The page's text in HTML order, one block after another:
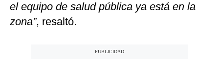
el equipo de salud pública ya está en la
zona”, resaltó.